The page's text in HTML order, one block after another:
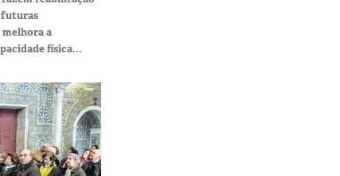
futuras
a
física...